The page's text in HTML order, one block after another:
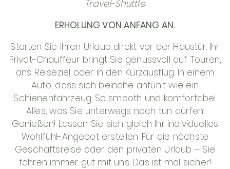
Travel-Shuttle
ERHOLUNG VON ANFANG AN.
Starten Sie Ihren Urlaub direkt vor der Haustür. Ihr
Privat-Chauffeur bringt Sie genussvoll auf Touren,
ans Reiseziel oder in den Kurzausflug. In einem
Auto, dass sich beinahe anfühlt wie ein
Schienenfahrzeug. So smooth und komfortabel.
Alles, was Sie unterwegs noch tun dürfen:
Genießen! Lassen Sie sich gleich Ihr individuelles
Wohlfühl-Angebot erstellen. Für die nächste
Geschäftsreise oder den privaten Urlaub – Sie
fahren immer gut mit uns. Das ist mal sicher!